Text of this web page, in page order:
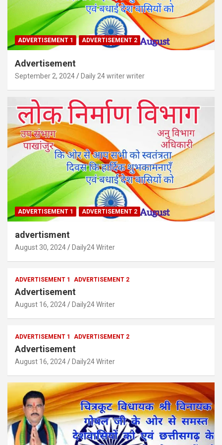
ADVERTISEMENT 1 ADVERTISEMENT 2
Advertisement
September 2, 2024 Daily 24 writer writer
ADVERTISEMENT 1 ADVERTISEMENT 2
advertisment
August 30, 2024 Daily24 Writer
ADVERTISEMENT 1 ADVERTISEMENT 2
Advertisement
August 16, 2024 Daily24 Writer
ADVERTISEMENT 1 ADVERTISEMENT 2
Advertisement
August 16, 2024 Daily24 Writer